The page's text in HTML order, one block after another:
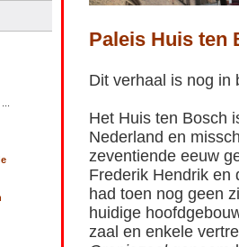
Paleis Huis ten
Dit verhaal is nog in
Het Huis ten Bosch
Nederland en
zeventiende eeuw
Frederik Hendrik en
had toen nog geen
huidige
zaal en enkele